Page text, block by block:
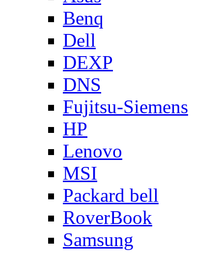
Benq
Dell
DEXP
DNS
Fujitsu-Siemens
HP
Lenovo
MSI
Packard bell
RoverBook
Samsung